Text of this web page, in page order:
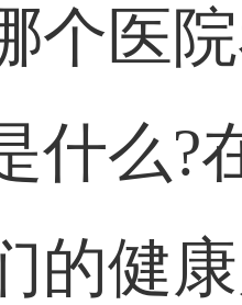
个医
什么?
的健